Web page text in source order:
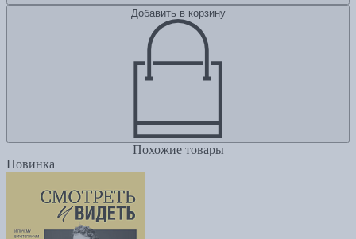
Добавить в корзину
Похожие товары
Новинка